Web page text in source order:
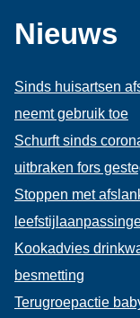
Nieuws
Sinds huisartsen
neemt gebruik toe
Schurft sinds
uitbraken fors
Stoppen met
Kookadvies
besmetting
Terugroepactie